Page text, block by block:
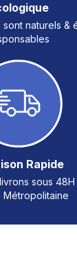
sont naturels &
Rapide
sous 48H
Métropolitaine